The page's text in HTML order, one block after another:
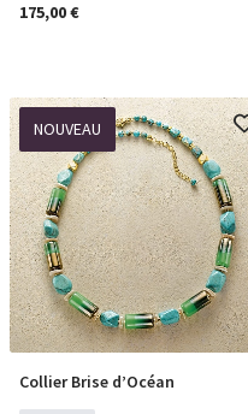
175,00 €
NOUVEAU
COMMANDER
Collier Brise d’Océan